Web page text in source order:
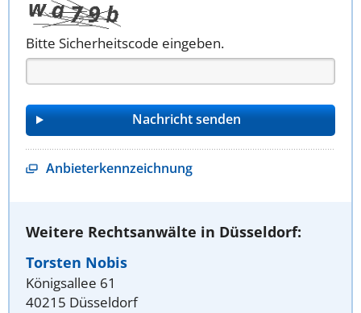
Bitte Sicherheitscode eingeben.
Anbieterkennzeichnung
Weitere Rechtsanwälte in Düsseldorf:
Torsten Nobis
Königsallee 61
40215 Düsseldorf